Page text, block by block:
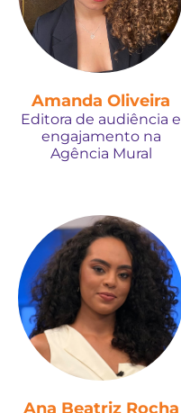
Amanda Oliveira
Editora de audiência e
engajamento na
Agência Mural
Ana Beatriz Rocha